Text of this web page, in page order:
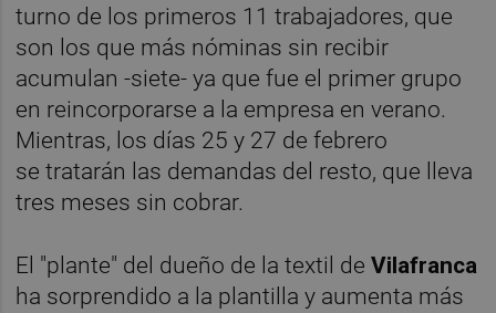
turno de los primeros 11 trabajadores, que
son los que más nóminas sin recibir
acumulan -siete- ya que fue el primer grupo
en reincorporarse a la empresa en verano.
Mientras, los días 25 y 27 de febrero
se tratarán las demandas del resto, que lleva
tres meses sin cobrar.
El "plante" del dueño de la textil de Vilafranca
ha sorprendido a la plantilla y aumenta más